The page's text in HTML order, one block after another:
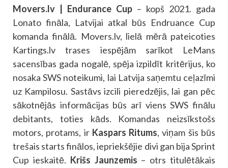
Movers.lv | Endurance Cup – kopš 2021. gada
Lonato fināla, Latvijai atkal būs Endruance Cup
komanda finālā. Movers.lv, lielā mērā pateicoties
Kartings.lv trases iespējām sarīkot LeMans
sacensības gada nogalē, spēja izpildīt kritērijus, ko
nosaka SWS noteikumi, lai Latvija saņemtu ceļazīmi
uz Kampilosu. Sastāvs izcili pieredzējis, lai gan pēc
sākotnējās informācijas būs arī viens SWS finālu
debitants, toties kāds. Komandas neizsīkstošs
motors, protams, ir Kaspars Ritums, viņam šis būs
trešais starts finālos, iepriekšējie divi gan bija Sprint
Cup ieskaitē. Krišs Jaunzemis – otrs titulētākais